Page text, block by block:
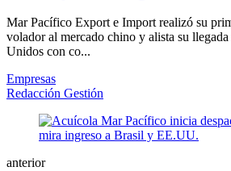
Mar Pacífico Export e Import realizó su
volador al mercado chino y alista su
Unidos con co...
Empresas
Redacción Gestión
anterior